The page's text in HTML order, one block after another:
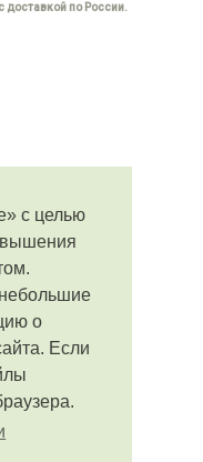
с целью
о
Если
доставкой по России.